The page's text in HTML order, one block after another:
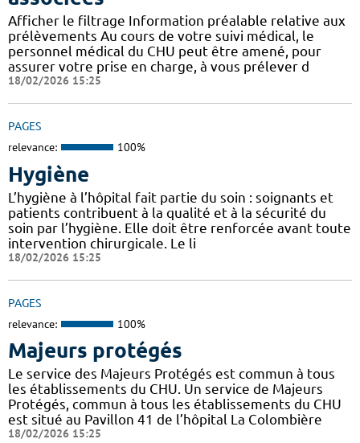
Afficher le filtrage Information préalable relative aux
prélèvements Au cours de votre suivi médical, le
personnel médical du CHU peut être amené, pour
assurer votre prise en charge, à vous prélever d
18/02/2026 15:25
PAGES
relevance: 100%
Hygiène
L’hygiène à l’hôpital fait partie du soin : soignants et
patients contribuent à la qualité et à la sécurité du
soin par l’hygiène. Elle doit être renforcée avant toute
intervention chirurgicale. Le li
18/02/2026 15:25
PAGES
relevance: 100%
Majeurs protégés
Le service des Majeurs Protégés est commun à tous
les établissements du CHU. Un service de Majeurs
Protégés, commun à tous les établissements du CHU
est situé au Pavillon 41 de l’hôpital La Colombière
18/02/2026 15:25